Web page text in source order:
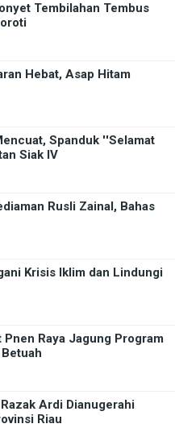
Tembilahan Tembus
Hebat, Asap Hitam
Spanduk ''Selamat
Siak IV
Rusli Zainal, Bahas
Krisis Iklim dan Lindungi
Raya Jagung Program
Ardi Dianugerahi
Riau